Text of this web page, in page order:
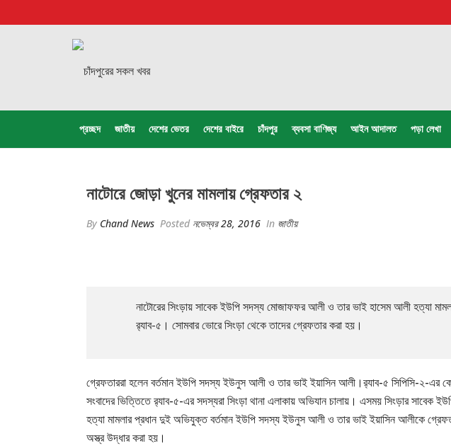
প্রচ্ছদ জাতীয় দেশের ভেতর দেশের বাইরে চাঁদপুর ব্যবসা বাণিজ্য আইন আদালত পড়া লেখা
নাটোরে জোড়া খুনের মামলায় গ্রেফতার ২
By Chand News Posted নভেম্বর 28, 2016 In জাতীয়
নাটোরের সিংড়ায় সাবেক ইউপি সদস্য মোজাফফর আলী ও তার ভাই হাসেম আলী হত্যা
র‌্যাব-৫। সোমবার ভোরে সিংড়া থেকে তাদের গ্রেফতার করা হয়।
গ্রেফতাররা হলেন বর্তমান ইউপি সদস্য ইউনুস আলী ও তার ভাই ইয়াসিন আলী।র‌্যাব-৫ সিপিসি-২-এর
সংবাদের ভিত্তিতে র‌্যাব-৫-এর সদস্যরা সিংড়া থানা এলাকায় অভিযান চালায়। এসময় সিংড়ার
হত্যা মামলার প্রধান দুই অভিযুক্ত বর্তমান ইউপি সদস্য ইউনুস আলী ও তার ভাই ইয়াসিন আলীকে
অস্ত্র উদ্ধার করা হয়।